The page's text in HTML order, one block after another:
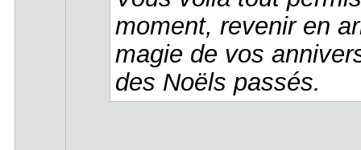
moment, revenir en
magie de vos
des Noëls passés.